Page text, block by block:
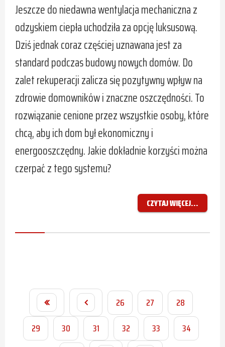
Jeszcze do niedawna wentylacja mechaniczna z
odzyskiem ciepła uchodziła za opcję luksusową.
Dziś jednak coraz częściej uznawana jest za
standard podczas budowy nowych domów. Do
zalet rekuperacji zalicza się pozytywny wpływ na
zdrowie domowników i znaczne oszczędności. To
rozwiązanie cenione przez wszystkie osoby, które
chcą, aby ich dom był ekonomiczny i
energooszczędny. Jakie dokładnie korzyści można
czerpać z tego systemu?
CZYTAJ WIĘCEJ...
26 27
28
29
30 31 32 33
34